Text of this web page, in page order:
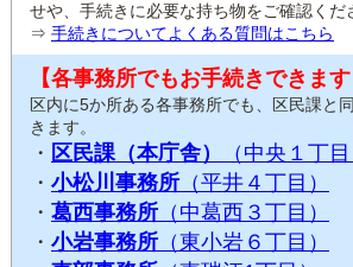
せや、手続きに必要な持ち物をご確認くだ
⇒ 手続きについてよくある質問はこちら
【各事務所でもお手続きできます
区内に5か所ある各事務所でも、区民課と
きます。
・ 区民課（本庁舎）
（中央１丁目
・ 小松川事務所 （平井４丁目）
・ 葛西事務所 （中葛西３丁目）
・ 小岩事務所 （東小岩６丁目）